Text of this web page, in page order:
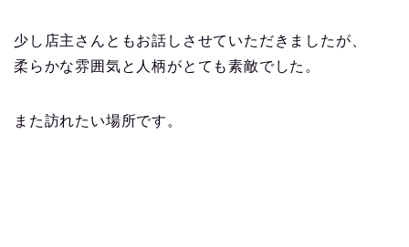
少し店主さんともお話しさせていただきましたが、
柔らかな雰囲気と人柄がとても素敵でした。
また訪れたい場所です。